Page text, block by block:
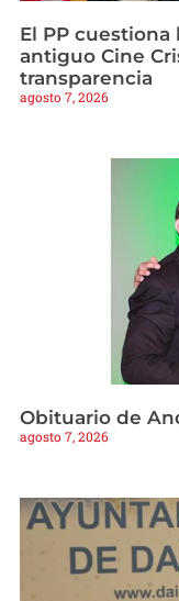
El PP
antiguo Cine
transparencia
agosto 7, 2026
Obituario de
agosto 7, 2026